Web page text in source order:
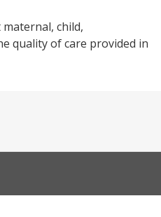
child,
quality of care provided in